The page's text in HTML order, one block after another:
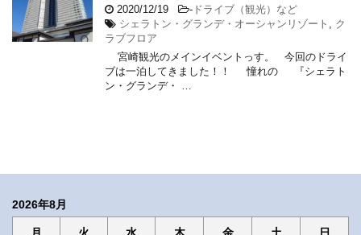
2020/12/19 - ドライブ（観光）など
シェラトン・グランデ・オーシャンリゾート
ク
ラブフロア
宮崎観光のメインイベントっす。 今回のドライ
ブは一泊してきました！！ 憧れの 『シェラト
ン・グランデ・ …
2026年8月
月 火 水 木 金 土 日